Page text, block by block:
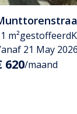
m²gestoffeerd
21 May 2026
620/maand